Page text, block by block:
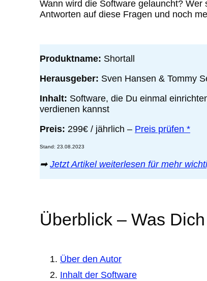
Wann wird die Software gelauncht?
Antworten auf diese Fragen und noch
Produktname: Shortall
Herausgeber: Sven Hansen & Tommy
Inhalt: Software, die Du einmal
verdienen kannst
Preis: 299€ / jährlich – Preis prüfen *
Stand: 23.08.2023
➡ Jetzt Artikel weiterlesen für mehr
Überblick – Was
Über den Autor
Inhalt der Software